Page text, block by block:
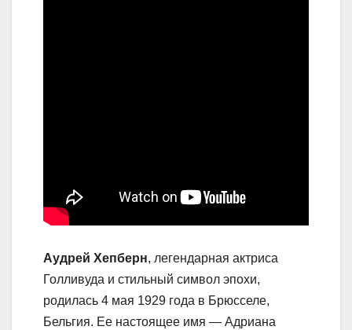
Аудрей Хепберн, легендарная актриса
Голливуда и стильный символ эпохи,
родилась 4 мая 1929 года в Брюсселе,
Бельгия. Ее настоящее имя — Адриана